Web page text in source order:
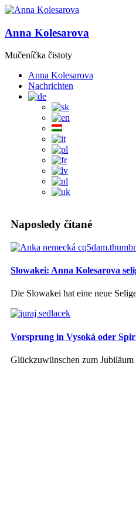
Anna Kolesarova
Mučeníčka čistoty
Anna Kolesarova
Nachrichten
Naposledy čítané
Slowakei: Anna Kolesarova
Die Slowakei hat eine neue
Vorsprung in Vysoká oder
Glückzuwünschen zum